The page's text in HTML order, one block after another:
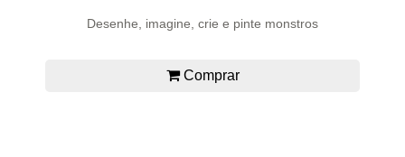
Desenhe, imagine, crie e pinte monstros
Comprar